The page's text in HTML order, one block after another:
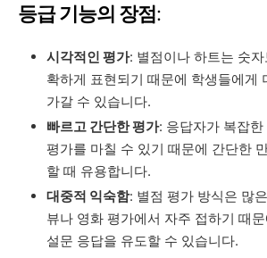
등급 기능의 장점:
시각적인 평가: 별점이나 하트는 숫
확하게 표현되기 때문에 학생들에게
가갈 수 있습니다.
빠르고 간단한 평가: 응답자가 복잡
평가를 마칠 수 있기 때문에 간단한
할 때 유용합니다.
대중적 익숙함: 별점 평가 방식은 많
뷰나 영화 평가에서 자주 접하기 때
설문 응답을 유도할 수 있습니다.